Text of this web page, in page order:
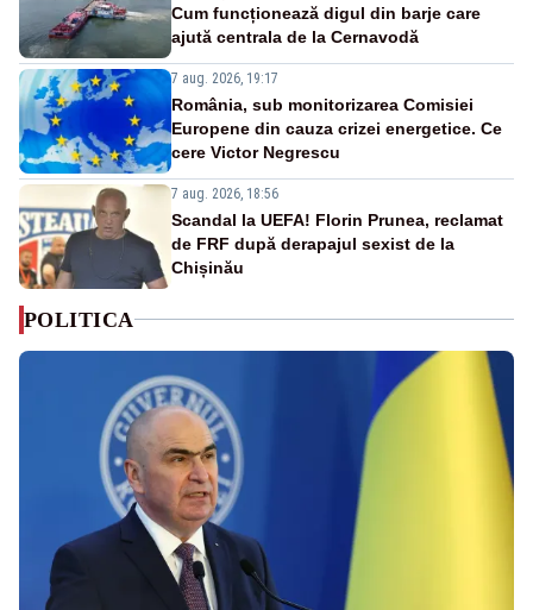
Cum funcționează digul din barje care
ajută centrala de la Cernavodă
7 aug. 2026, 19:17
România, sub monitorizarea Comisiei
Europene din cauza crizei energetice. Ce
cere Victor Negrescu
7 aug. 2026, 18:56
Scandal la UEFA! Florin Prunea, reclamat
de FRF după derapajul sexist de la
Chișinău
POLITICA